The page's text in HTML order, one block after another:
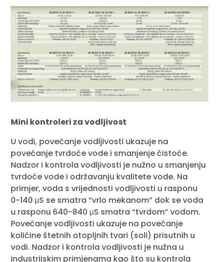
Mini kontroleri za vodljivost
U vodi, povećanje vodljivosti ukazuje na
povećanje tvrdoće vode i smanjenje čistoće.
Nadzor i kontrola vodljivosti je nužno u smanjenju
tvrdoće vode i održavanju kvalitete vode. Na
primjer, voda s vrijednosti vodljivosti u rasponu
0-140 μS se smatra “vrlo mekanom” dok se voda
u rasponu 640-840 μS smatra “tvrdom” vodom.
Povećanje vodljivosti ukazuje na povećanje
količine štetnih otopljnih tvari (soli) prisutnih u
vodi. Nadzor i kontrola vodljivosti je nužna u
industrijskim primjenama kao što su kontrola